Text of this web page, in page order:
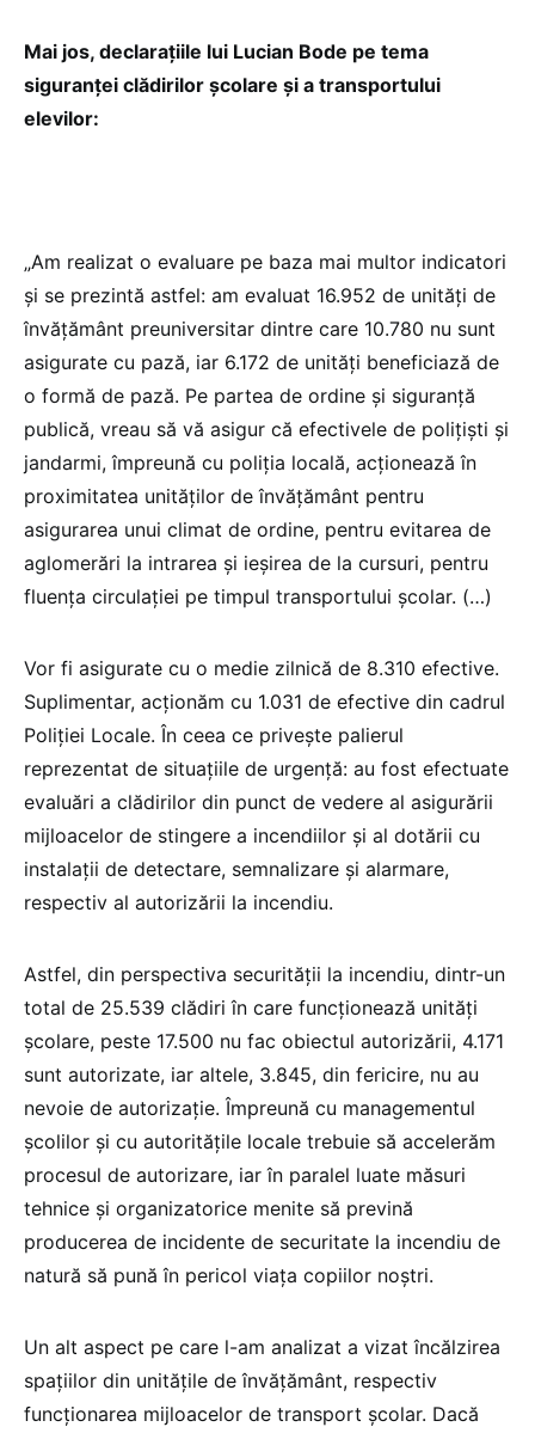
Mai jos, declarațiile lui Lucian Bode pe tema
siguranței clădirilor școlare și a transportului
elevilor:
„Am realizat o evaluare pe baza mai multor indicatori
și se prezintă astfel: am evaluat 16.952 de unități de
învățământ preuniversitar dintre care 10.780 nu sunt
asigurate cu pază, iar 6.172 de unități beneficiază de
o formă de pază. Pe partea de ordine și siguranță
publică, vreau să vă asigur că efectivele de polițiști și
jandarmi, împreună cu poliția locală, acționează în
proximitatea unităților de învățământ pentru
asigurarea unui climat de ordine, pentru evitarea de
aglomerări la intrarea și ieșirea de la cursuri, pentru
fluența circulației pe timpul transportului școlar. (…)
Vor fi asigurate cu o medie zilnică de 8.310 efective.
Suplimentar, acționăm cu 1.031 de efective din cadrul
Poliției Locale. În ceea ce privește palierul
reprezentat de situațiile de urgență: au fost efectuate
evaluări a clădirilor din punct de vedere al asigurării
mijloacelor de stingere a incendiilor și al dotării cu
instalații de detectare, semnalizare și alarmare,
respectiv al autorizării la incendiu.
Astfel, din perspectiva securității la incendiu, dintr-un
total de 25.539 clădiri în care funcționează unități
școlare, peste 17.500 nu fac obiectul autorizării, 4.171
sunt autorizate, iar altele, 3.845, din fericire, nu au
nevoie de autorizație. Împreună cu managementul
școlilor și cu autoritățile locale trebuie să accelerăm
procesul de autorizare, iar în paralel luate măsuri
tehnice și organizatorice menite să prevină
producerea de incidente de securitate la incendiu de
natură să pună în pericol viața copiilor noștri.
Un alt aspect pe care l-am analizat a vizat încălzirea
spațiilor din unitățile de învățământ, respectiv
funcționarea mijloacelor de transport școlar. Dacă